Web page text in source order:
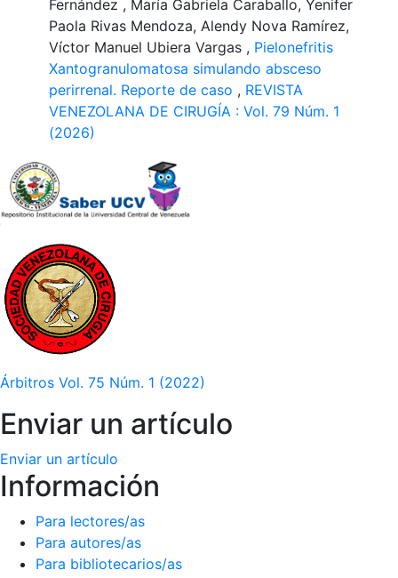
Fernández , María Gabriela Caraballo, Yenifer
Paola Rivas Mendoza, Alendy Nova Ramírez,
Víctor Manuel Ubiera Vargas , Pielonefritis
Xantogranulomatosa simulando absceso
perirrenal. Reporte de caso , REVISTA
VENEZOLANA DE CIRUGÍA : Vol. 79 Núm. 1
(2026)
Árbitros Vol. 75 Núm. 1 (2022)
Enviar un artículo
Enviar un artículo
Información
Para lectores/as
Para autores/as
Para bibliotecarios/as